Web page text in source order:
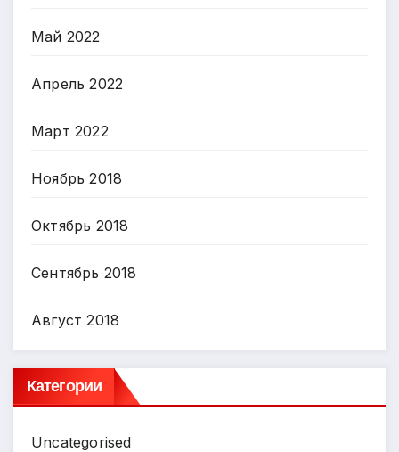
Май 2022
Апрель 2022
Март 2022
Ноябрь 2018
Октябрь 2018
Сентябрь 2018
Август 2018
Категории
Uncategorised